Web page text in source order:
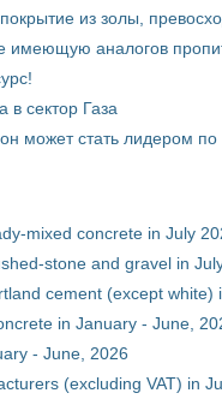
из золы,
имеющую аналогов
в сектор Газа
может стать лидером
mixed concrete in July
stone and gravel in
cement (except white)
in January - June,
- June, 2026
(excluding VAT) in